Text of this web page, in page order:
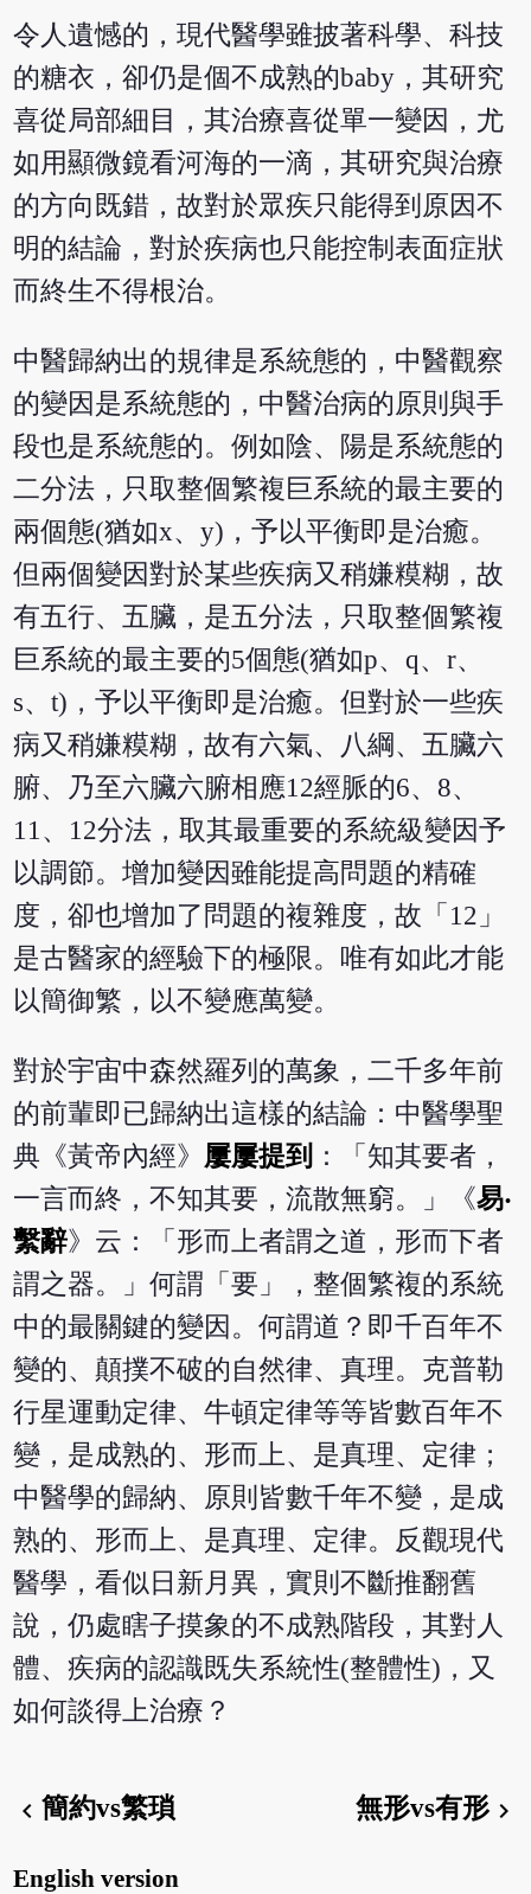
令人遺憾的，現代醫學雖披著科學、科技
的糖衣，卻仍是個不成熟的baby，其研究
喜從局部細目，其治療喜從單一變因，尤
如用顯微鏡看河海的一滴，其研究與治療
的方向既錯，故對於眾疾只能得到原因不
明的結論，對於疾病也只能控制表面症狀
而終生不得根治。
中醫歸納出的規律是系統態的，中醫觀察
的變因是系統態的，中醫治病的原則與手
段也是系統態的。例如陰、陽是系統態的
二分法，只取整個繁複巨系統的最主要的
兩個態(猶如x、y)，予以平衡即是治癒。
但兩個變因對於某些疾病又稍嫌糢糊，故
有五行、五臟，是五分法，只取整個繁複
巨系統的最主要的5個態(猶如p、q、r、
s、t)，予以平衡即是治癒。但對於一些疾
病又稍嫌糢糊，故有六氣、八綱、五臟六
腑、乃至六臟六腑相應12經脈的6、8、
11、12分法，取其最重要的系統級變因予
以調節。增加變因雖能提高問題的精確
度，卻也增加了問題的複雜度，故「12」
是古醫家的經驗下的極限。唯有如此才能
以簡御繁，以不變應萬變。
對於宇宙中森然羅列的萬象，二千多年前
的前輩即已歸納出這樣的結論：中醫學聖
典《黃帝內經》 屢屢提到 ：「知其要者，
一言而終，不知其要，流散無窮。」《易‧
繫辭》云：「形而上者謂之道，形而下者
謂之器。」何謂「要」，整個繁複的系統
中的最關鍵的變因。何謂道？即千百年不
變的、顛撲不破的自然律、真理。克普勒
行星運動定律、牛頓定律等等皆數百年不
變，是成熟的、形而上、是真理、定律；
中醫學的歸納、原則皆數千年不變，是成
熟的、形而上、是真理、定律。反觀現代
醫學，看似日新月異，實則不斷推翻舊
說，仍處瞎子摸象的不成熟階段，其對人
體、疾病的認識既失系統性(整體性)，又
如何談得上治療？
chevron_left簡約vs繁瑣 無形vs有形chevron_right
English version